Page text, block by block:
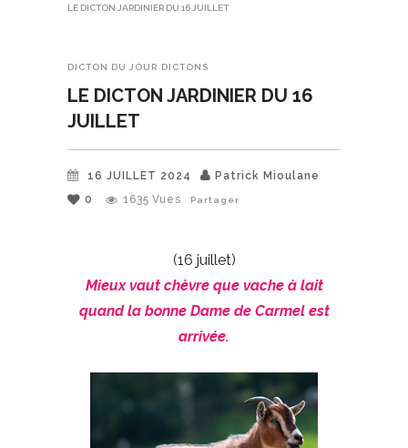
LE DICTON JARDINIER DU 16 JUILLET
DICTON DU JOUR DICTONS
LE DICTON JARDINIER DU 16
JUILLET
16 JUILLET 2024
Patrick Mioulane
0
1635 Vues Partager
(16 juillet)
Mieux vaut chèvre que vache à lait
quand la bonne Dame de Carmel est
arrivée.